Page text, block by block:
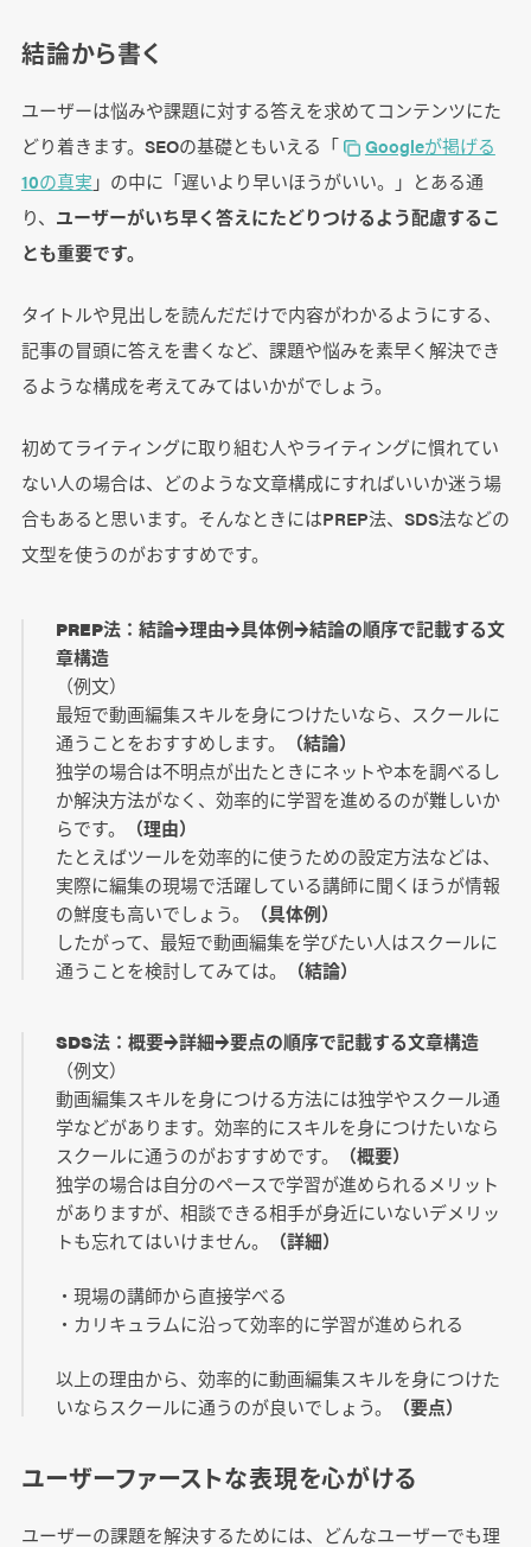
結論から書く
ユーザーは悩みや課題に対する答えを求めてコンテンツにた
どり着きます。SEOの基礎ともいえる「
Googleが掲げる
10の真実 」の中に「遅いより早いほうがいい。」とある通
り、 ユーザーがいち早く答えにたどりつけるよう配慮するこ
とも重要です。
タイトルや見出しを読んだだけで内容がわかるようにする、
記事の冒頭に答えを書くなど、課題や悩みを素早く解決でき
るような構成を考えてみてはいかがでしょう。
初めてライティングに取り組む人やライティングに慣れてい
ない人の場合は、どのような文章構成にすればいいか迷う場
合もあると思います。そんなときにはPREP法、SDS法などの
文型を使うのがおすすめです。
PREP法：結論→理由→具体例→結論の順序で記載する文
章構造
（例文）
最短で動画編集スキルを身につけたいなら、スクールに
通うことをおすすめします。
（結論）
独学の場合は不明点が出たときにネットや本を調べるし
か解決方法がなく、効率的に学習を進めるのが難しいか
らです。
（理由）
たとえばツールを効率的に使うための設定方法などは、
実際に編集の現場で活躍している講師に聞くほうが情報
の鮮度も高いでしょう。
（具体例）
したがって、最短で動画編集を学びたい人はスクールに
通うことを検討してみては。
（結論）
SDS法：概要→詳細→要点の順序で記載する文章構造
（例文）
動画編集スキルを身につける方法には独学やスクール通
学などがあります。効率的にスキルを身につけたいなら
スクールに通うのがおすすめです。
（概要）
独学の場合は自分のペースで学習が進められるメリット
がありますが、相談できる相手が身近にいないデメリッ
トも忘れてはいけません。
（詳細）
・現場の講師から直接学べる
・カリキュラムに沿って効率的に学習が進められる
以上の理由から、効率的に動画編集スキルを身につけた
いならスクールに通うのが良いでしょう。
（要点）
ユーザーファーストな表現を心がける
ユーザーの課題を解決するためには、どんなユーザーでも理